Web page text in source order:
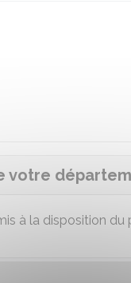
votre
à la disposition du